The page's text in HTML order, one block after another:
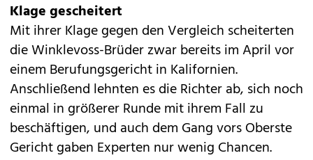
Klage gescheitert
Mit ihrerKlagegegen den Vergleich scheiterten
die Winklevoss-Brüder zwar bereits im April vor
einem Berufungsgericht in Kalifornien.
Anschließend lehnten es die Richter ab, sich noch
einmal in größerer Runde mit ihrem Fall zu
beschäftigen, und auch dem Gang vors Oberste
Gericht gaben Experten nur wenig Chancen.